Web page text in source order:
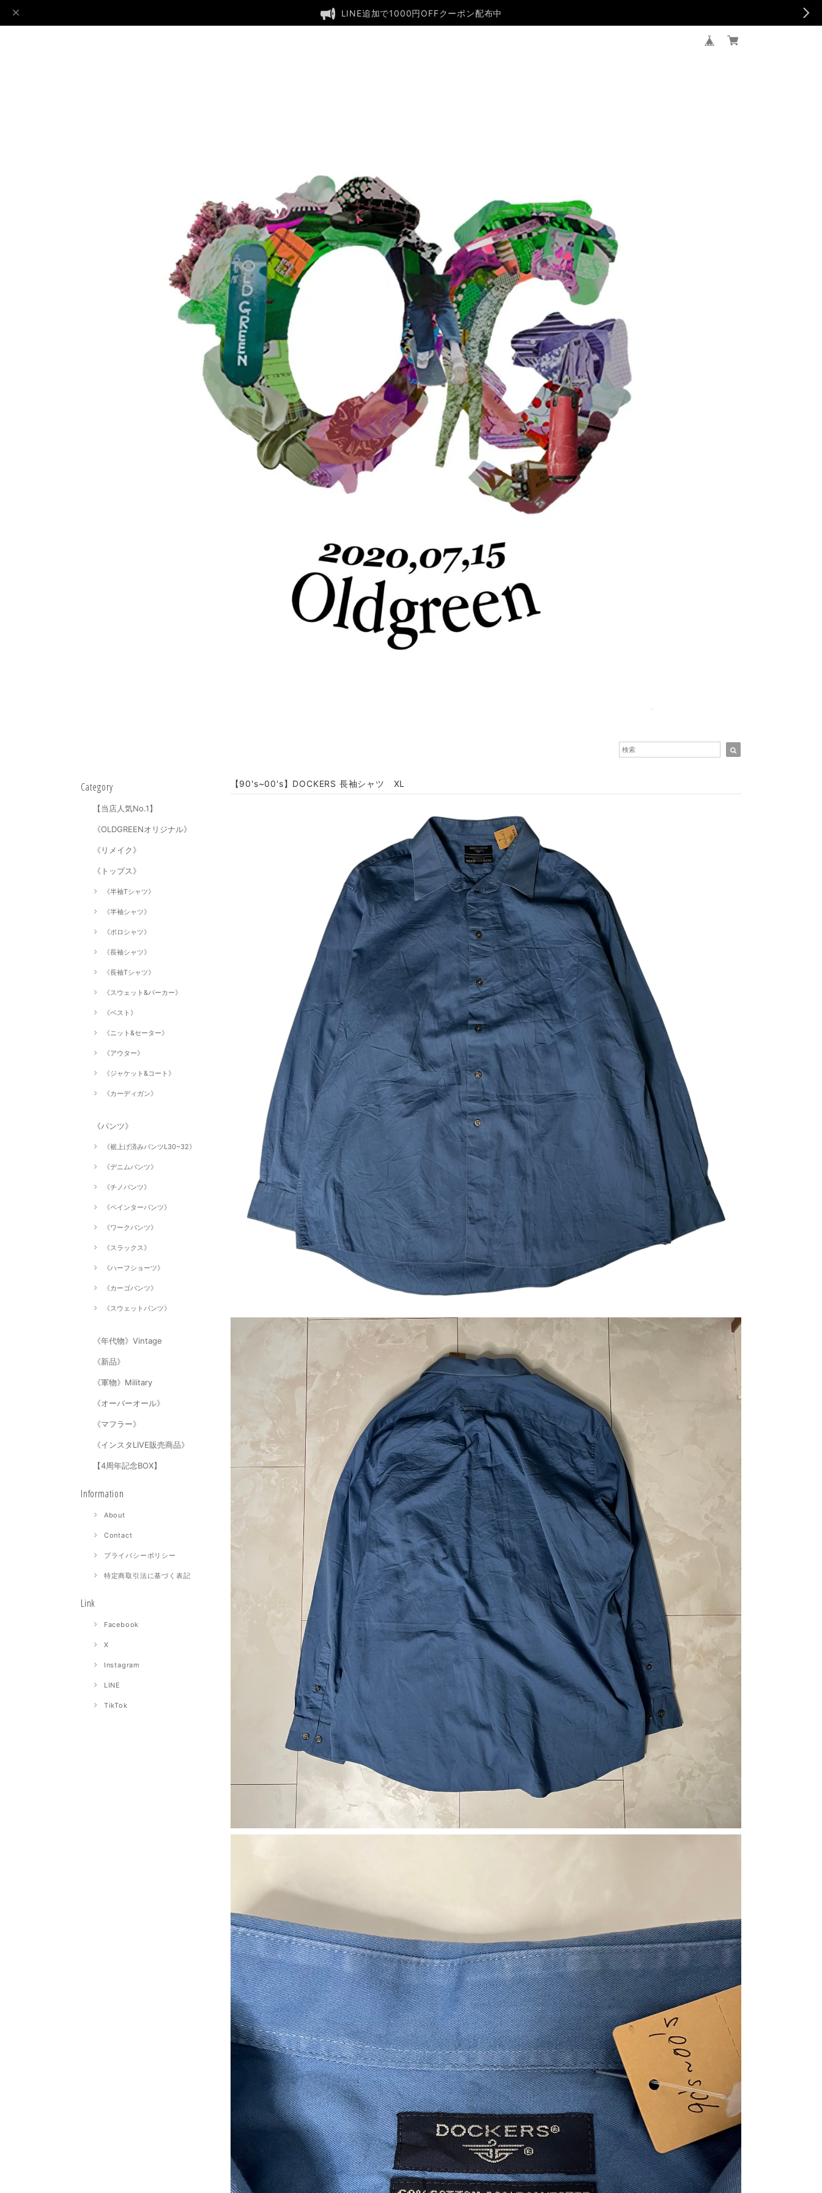
LINE追加で1000円OFFクーポン配布中
Category
【当店人気No.1】
《OLDGREENオリジナル》
《リメイク》
《トップス》
《半袖Tシャツ》
《半袖シャツ》
《ポロシャツ》
《長袖シャツ》
《長袖Tシャツ》
《スウェット&パーカー》
《ベスト》
《ニット&セーター》
《アウター》
《ジャケット&コート》
《カーディガン》
《パンツ》
《裾上げ済みパンツL30~32》
《デニムパンツ》
《チノパンツ》
《ペインターパンツ》
《ワークパンツ》
《スラックス》
《ハーフショーツ》
《カーゴパンツ》
《スウェットパンツ》
《年代物》Vintage
《新品》
《軍物》Military
《オーバーオール》
《マフラー》
《インスタLIVE販売商品》
【4周年記念BOX】
Information
About
Contact
プライバシーポリシー
特定商取引法に基づく表記
Link
Facebook
X
Instagram
LINE
TikTok
【90's~00's】DOCKERS 長袖シャツ XL